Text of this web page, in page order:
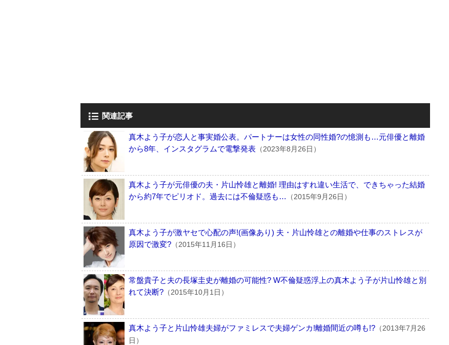
関連記事
真木よう子が恋人と事実婚公表。パートナーは女性の同性婚?の憶測も…元俳優と離婚
から8年、インスタグラムで電撃発表 （2023年8月26日）
真木よう子が元俳優の夫・片山怜雄と離婚! 理由はすれ違い生活で、できちゃった結婚
から約7年でピリオド。過去には不倫疑惑も…
（2015年9月26日）
真木よう子が激ヤセで心配の声!(画像あり) 夫・片山怜雄との離婚や仕事のストレスが
原因で激変? （2015年11月16日）
常盤貴子と夫の長塚圭史が離婚の可能性? W不倫疑惑浮上の真木よう子が片山怜雄と別
れて決断? （2015年10月1日）
真木よう子と片山怜雄夫婦がファミレスで夫婦ゲンカ!離婚間近の噂も!? （2013年7月26
日）